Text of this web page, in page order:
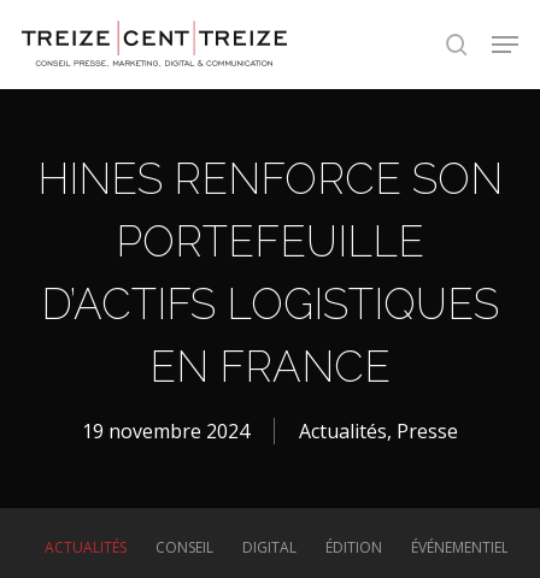
search
HINES RENFORCE SON
PORTEFEUILLE
D’ACTIFS LOGISTIQUES
EN FRANCE
19 novembre 2024 Actualités, Presse
ACTUALITÉS CONSEIL DIGITAL ÉDITION ÉVÉNEMENTIEL